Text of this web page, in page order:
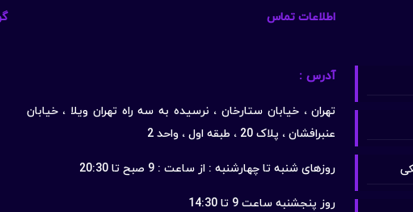
اطلاعات تماس
آدرس :
تهران ، خیابان ستارخان ، نرسیده به سه راه تهران ویلا ، خیابان
عنبرافشان ، پلاک 20 ، طبقه اول ، واحد 2
روزهای شنبه تا چهارشنبه : از ساعت : 9 صبح تا 20:30
روز پنجشنبه ساعت 9 تا 14:30